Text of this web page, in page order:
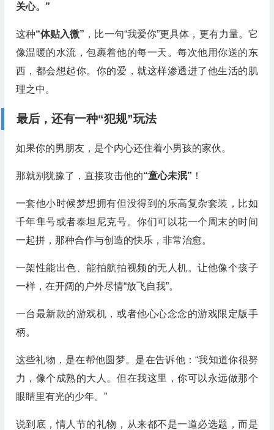
关心。”
这种“体贴入微” ，比一句“我爱你”更具体，更有力量。它
像温暖的水流，包裹着他的每一天。每次他用你送的东
西，都会想起你。你的爱，就这样渗透进了他生活的肌
理之中。
最后，还有一种“犯规”玩法
如果你的男朋友，是个内心还住着小男孩的家伙。
那就别犹豫了，直接攻击他的“童心未泯” ！
一套他小时候梦想拥有但没得到的乐高复杂套装，比如
千年隼号或者泰坦尼克号。你们可以花一个周末的时间
一起拼，那种合作与创造的快乐，非常治愈。
一架性能出色、能拍航拍视频的无人机。让他像个孩子
一样，在开阔的户外尽情“放飞自我”。
一台最新款的游戏机，或者他心心念念的游戏限定版手
柄。
这些礼物，是在帮他圆梦。是在告诉他：“我知道你很努
力，像个成熟的大人。但在我这里，你可以永远做那个
眼睛里有光的少年。”
说到底，情人节的礼物，从来都不是一道必选题，而是